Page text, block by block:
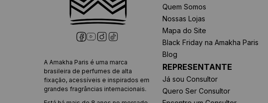
A Amakha Paris é uma marca
brasileira de perfumes de alta
fixação, acessíveis e inspirados em
grandes fragrâncias internacionais.
Quem Somos
Nossas Lojas
Mapa do Site
Black Friday na Amakha Paris
Blog
REPRESENTANTE
Já sou Consultor
Quero Ser Consultor